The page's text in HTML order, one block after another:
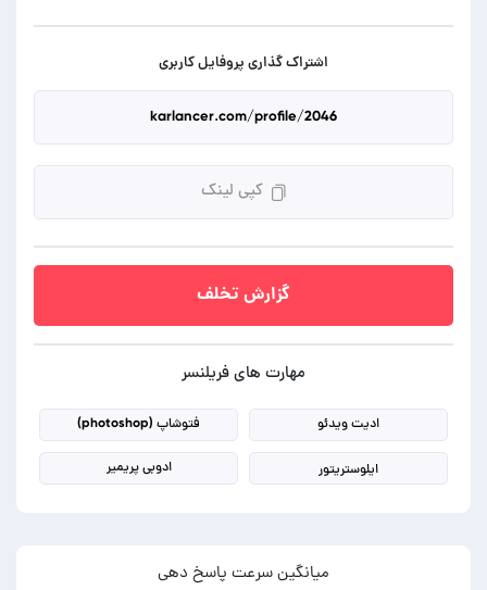
اشتراک گذاری پروفایل کاربری
کپی لینک
گزارش تخلف
مهارت های فریلنسر
ادیت ویدئو فتوشاپ (photoshop)
ایلوستریتور ادوبی پریمیر
میانگین سرعت پاسخ دهی